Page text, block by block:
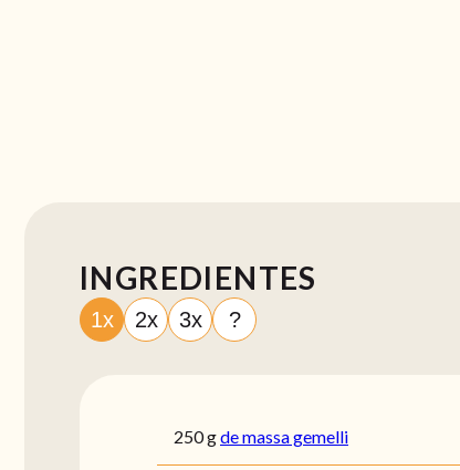
INGREDIENTES
1x 2x 3x ?
250gde massa gemelli